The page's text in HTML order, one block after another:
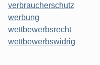
verbraucherschutz
werbung
wettbewerbsrecht
wettbewerbswidrig